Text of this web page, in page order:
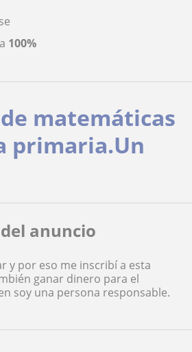
100%
matemáticas
primaria.Un
anuncio
y por eso me inscribí a esta
ganar dinero para el
soy una persona responsable.